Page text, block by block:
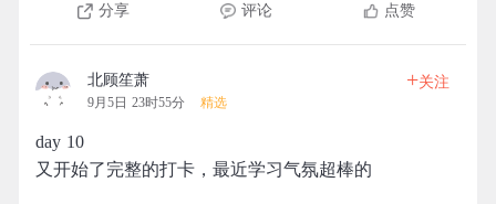
分享 评论 点赞
北顾笙萧
9月5日 23时55分 精选
+关注
day 10
又开始了完整的打卡，最近学习气氛超棒的